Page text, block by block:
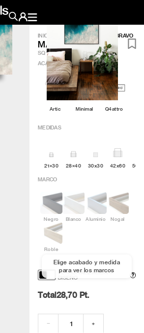
INICIO OBRA GRÁFICA / MAR BRAVO
MAR BRAVO
SQ189
ACABADO
?
Artic Minimal Q4attro
MEDIDAS
21×30 28×40 30x30 42x60
PERSONALIZACIÓN Y
DISEÑO
?
MARCO
Negro Blanco Aluminio Nogal
Roble
Elige acabado y medida
para ver los marcos
Total28,70 Pt.
− +